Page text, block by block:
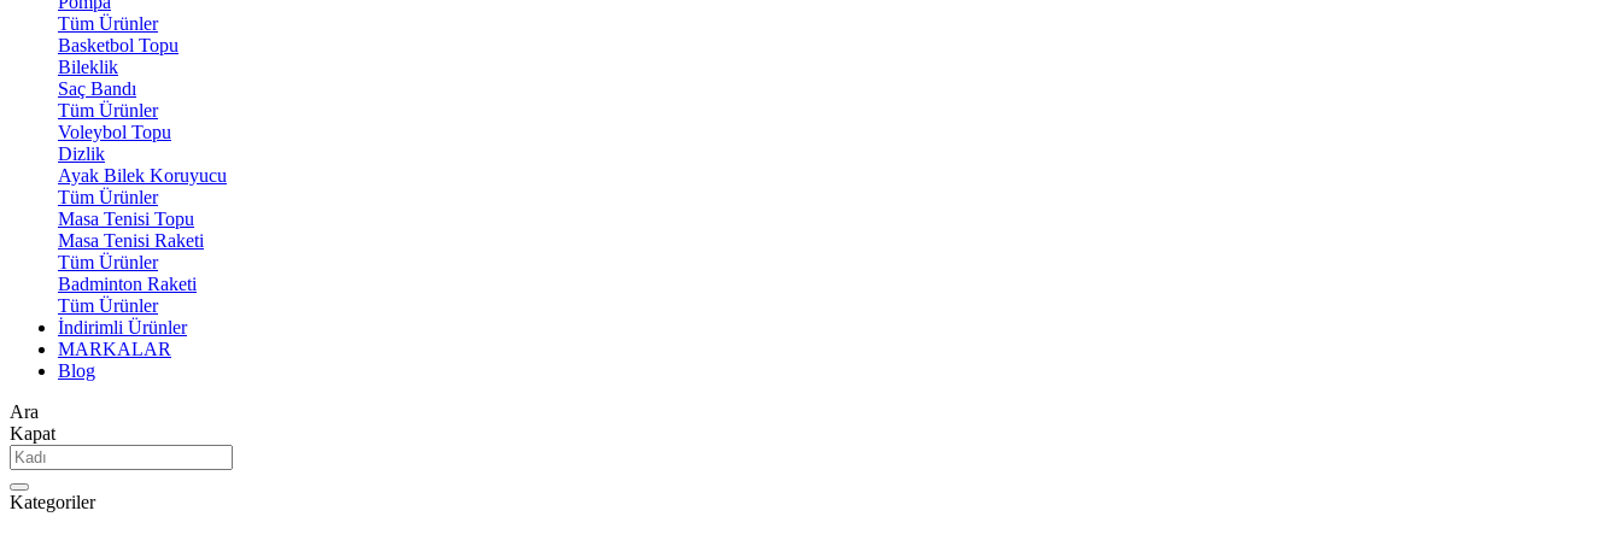
Tüm Ürünler
Basketbol Topu
Bileklik
Saç Bandı
Tüm Ürünler
Voleybol Topu
Dizlik
Ayak Bilek Koruyucu
Tüm Ürünler
Masa Tenisi Topu
Masa Tenisi Raketi
Tüm Ürünler
Badminton Raketi
Tüm Ürünler
İndirimli Ürünler
MARKALAR
Blog
Ara
Kapat
Kategoriler